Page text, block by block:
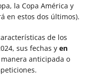
la Copa América y
en estos dos últimos).
de los
sus fechas y en
manera anticipada o